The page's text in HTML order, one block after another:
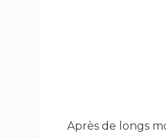
Après de longs